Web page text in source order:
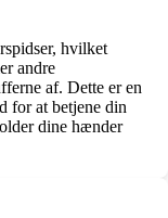
hvilket
andre
af. Dette er en
for at betjene din
dine hænder